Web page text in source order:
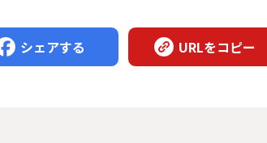
シェアする URLをコピー